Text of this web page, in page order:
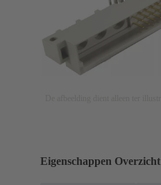
Eigenschappen Overzicht